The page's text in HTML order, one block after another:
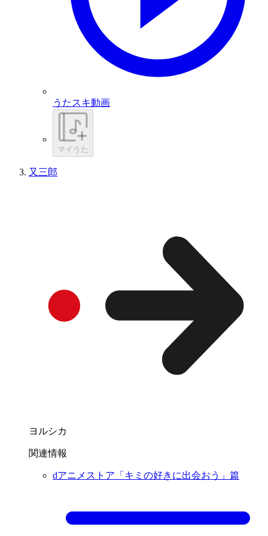
うたスキ動画
マイうた
又三郎
ヨルシカ
関連情報
dアニメストア「キミの好きに出会おう」篇